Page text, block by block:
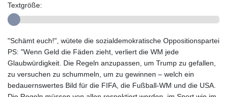
Textgröße:
"Schämt euch!", wütete die sozialdemokratische Oppositionspartei
PS: "Wenn Geld die Fäden zieht, verliert die WM jede
Glaubwürdigkeit. Die Regeln anzupassen, um Trump zu gefallen,
zu versuchen zu schummeln, um zu gewinnen – welch ein
bedauernswertes Bild für die FIFA, die Fußball-WM und die USA.